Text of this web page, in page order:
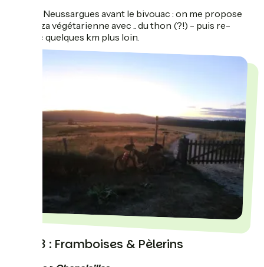
Dîner à Neussargues avant le bivouac : on me propose
une pizza végétarienne avec .. du thon (?!) - puis re-
bivouac quelques km plus loin.
Jour 3 : Framboises & Pèlerins